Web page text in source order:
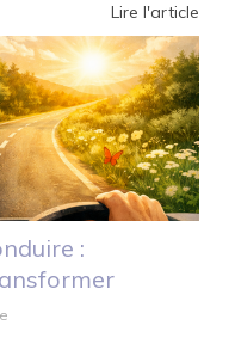
Lire l'article
: